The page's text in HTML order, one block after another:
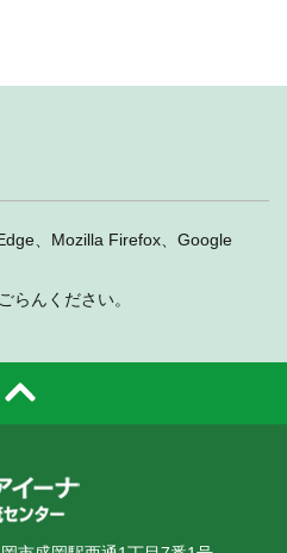
、Mozilla Firefox、Google
らんください。